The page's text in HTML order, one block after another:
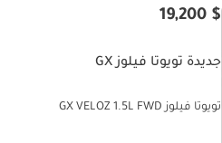
$ 19,200
جديدة تويوتا فيلوز GX
تويوتا فيلوز GX VELOZ 1.5L FWD